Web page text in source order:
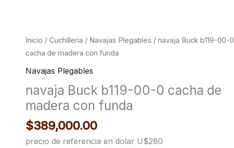
Inicio /Cuchilleria / Navajas Plegables / navaja Buck b119-00-0
cacha de madera con funda
Navajas Plegables
navaja Buck b119-00-0 cacha de
madera con funda
$389,000.00
precio de referencia en dolar U$280
navaja
Buck
b119-
0
cacha
madera
con